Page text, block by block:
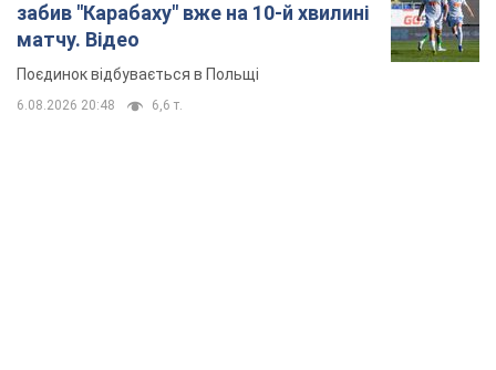
забив "Карабаху" вже на 10-й хвилині
матчу. Відео
Поєдинок відбувається в Польщі
6.08.2026 20:48 6,6 т.